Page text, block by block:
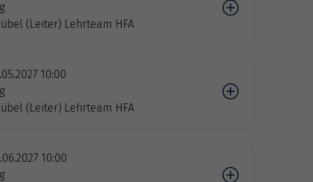
(Leiter) Lehrteam HFA
10:00
(Leiter) Lehrteam HFA
10:00